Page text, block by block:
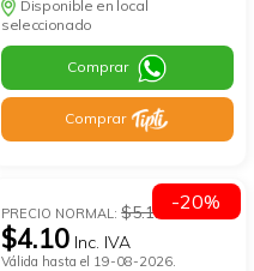
Disponible en local
seleccionado
Comprar
Comprar
PRECIO NORMAL:$5.12
$4.10 Inc. IVA
Válida hasta el 19-08-2026.
-20%